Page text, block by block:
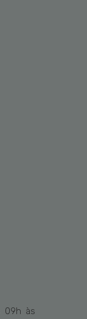
09h às